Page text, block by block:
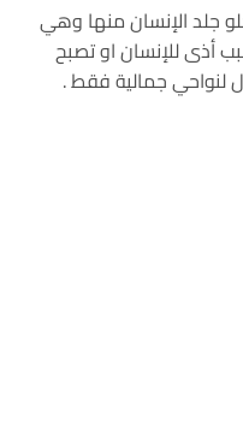
جلد الإنسان منها وهي
أذى للإنسان او تصبح
لنواحي جمالية فقط .